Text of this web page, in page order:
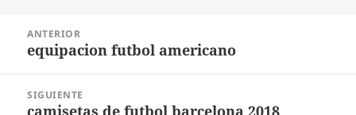
entradas
ANTERIOR
Entrada
equipacion futbol americano
SIGUIENTE
Entrada
camisetas de futbol barcelona 2018